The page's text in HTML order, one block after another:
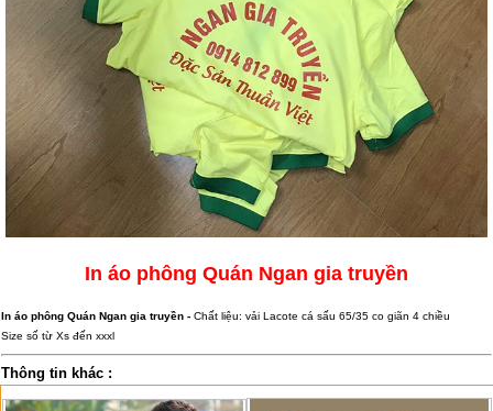
In áo phông Quán Ngan gia truyền
In áo phông Quán Ngan gia truyền - Chất liệu: vải Lacote cá sấu 65/35 co giãn 4 chiều
Size số từ Xs đến xxxl
Thông tin khác :